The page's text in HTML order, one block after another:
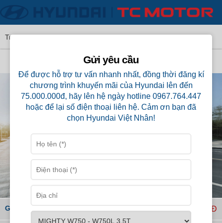
Trang Chủ ›
MIGHTY EX8 GT 7 TẤN
GT S2 Chassi 610,000,000VNĐ
Gửi yêu cầu
Để được hỗ trợ tư vấn nhanh nhất, đồng thời đăng kí
chương trình khuyến mãi của Hyundai lên đến
75.000.000đ, hãy lên hệ ngày hotline 0967.764.447
hoặc để lại số điện thoại liên hệ. Cảm ơn bạn đã
chọn Hyundai Việt Nhân!